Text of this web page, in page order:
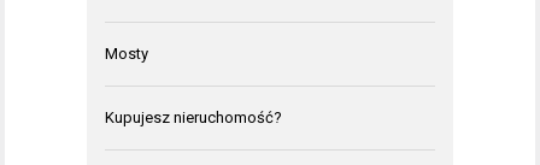
Mosty
Kupujesz nieruchomość?